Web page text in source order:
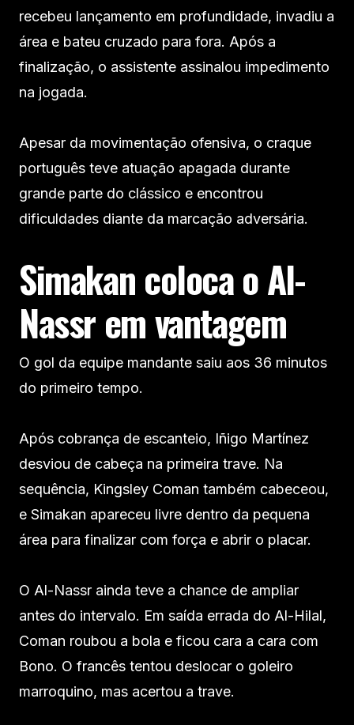
recebeu lançamento em profundidade, invadiu a
área e bateu cruzado para fora. Após a
finalização, o assistente assinalou impedimento
na jogada.
Apesar da movimentação ofensiva, o craque
português teve atuação apagada durante
grande parte do clássico e encontrou
dificuldades diante da marcação adversária.
Simakan coloca o Al-
Nassr em vantagem
O gol da equipe mandante saiu aos 36 minutos
do primeiro tempo.
Após cobrança de escanteio, Iñigo Martínez
desviou de cabeça na primeira trave. Na
sequência, Kingsley Coman também cabeceou,
e Simakan apareceu livre dentro da pequena
área para finalizar com força e abrir o placar.
O Al-Nassr ainda teve a chance de ampliar
antes do intervalo. Em saída errada do Al-Hilal,
Coman roubou a bola e ficou cara a cara com
Bono. O francês tentou deslocar o goleiro
marroquino, mas acertou a trave.